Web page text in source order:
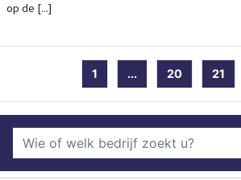
op de [...]
1 ... 20 21